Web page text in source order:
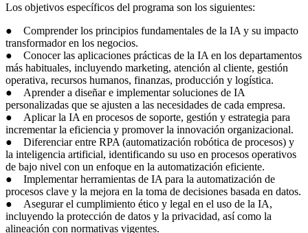
Los objetivos específicos del programa son los siguientes:
● Comprender los principios fundamentales de la IA y su impacto
transformador en los negocios.
● Conocer las aplicaciones prácticas de la IA en los departamentos
más habituales, incluyendo marketing, atención al cliente, gestión
operativa, recursos humanos, finanzas, producción y logística.
● Aprender a diseñar e implementar soluciones de IA
personalizadas que se ajusten a las necesidades de cada empresa.
● Aplicar la IA en procesos de soporte, gestión y estrategia para
incrementar la eficiencia y promover la innovación organizacional.
● Diferenciar entre RPA (automatización robótica de procesos) y
la inteligencia artificial, identificando su uso en procesos operativos
de bajo nivel con un enfoque en la automatización eficiente.
● Implementar herramientas de IA para la automatización de
procesos clave y la mejora en la toma de decisiones basada en datos.
● Asegurar el cumplimiento ético y legal en el uso de la IA,
incluyendo la protección de datos y la privacidad, así como la
alineación con normativas vigentes.